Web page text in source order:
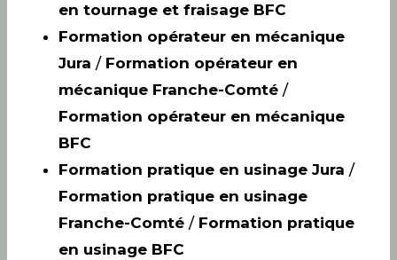
en tournage et fraisage BFC
Formation opérateur en mécanique
Jura / Formation opérateur en
mécanique Franche-Comté /
Formation opérateur en mécanique
BFC
Formation pratique en usinage Jura /
Formation pratique en usinage
Franche-Comté / Formation pratique
en usinage BFC